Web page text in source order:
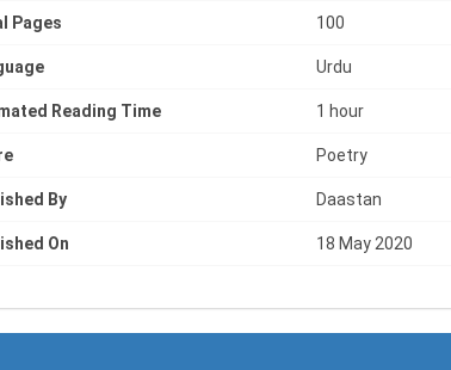
Pages 100
Urdu
Reading Time 1 hour
Poetry
By Daastan
On 18 May 2020